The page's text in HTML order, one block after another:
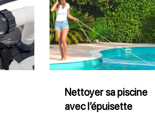
Nettoyer
sa
piscine
avec
l’épuisette
Nettoyer sa piscine
avec l’épuisette